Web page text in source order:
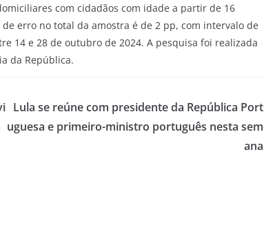
com cidadãos com idade a partir de 16
erro no total da amostra é de 2 pp, com intervalo de
14 e 28 de outubro de 2024. A pesquisa foi realizada
da República.
Lula se reúne com presidente da República Port
uguesa e primeiro-ministro português nesta sem
ana